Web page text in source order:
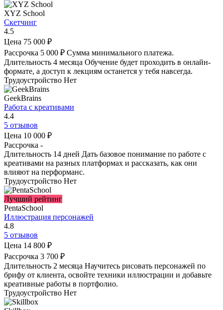
XYZ School
Скетчинг
4.5
Цена 75 000 ₽
Рассрочка 5 000 ₽ Сумма минимального платежа.
Длительность 4 месяца Обучение будет проходить в онлайн-
формате, а доступ к лекциям останется у тебя навсегда.
Трудоустройство Нет
GeekBrains
Работа с креативами
4.4
5 отзывов
Цена 10 000 ₽
Рассрочка -
Длительность 14 дней Дать базовое понимание по работе с
креативами на разных платформах и рассказать, как они
влияют на перформанс.
Трудоустройство Нет
Лучший рейтинг
PentaSchool
Иллюстрация персонажей
4.8
5 отзывов
Цена 14 800 ₽
Рассрочка 3 700 ₽
Длительность 2 месяца Научитесь рисовать персонажей по
брифу от клиента, освойте техники иллюстрации и добавьте
креативные работы в портфолио.
Трудоустройство Нет